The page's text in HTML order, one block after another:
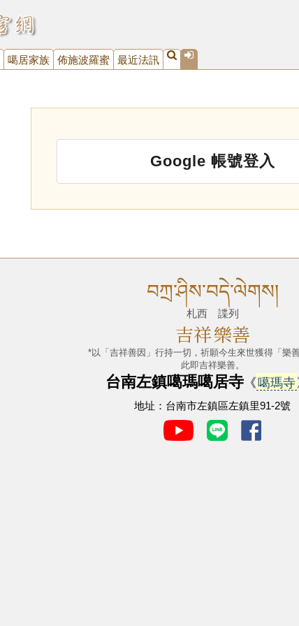
噶居家族 佈施波羅蜜 最近法訊
Google 帳號登入
བཀྲ་ཤིས་བདེ་ལེགས།
札西 諜列
吉祥樂善
*以「吉祥善因」行持一切，祈願今生來世獲得「樂善
此即吉祥樂善。
台南左鎮噶瑪噶居寺《噶瑪寺
地址：台南市左鎮區左鎮里91-2號